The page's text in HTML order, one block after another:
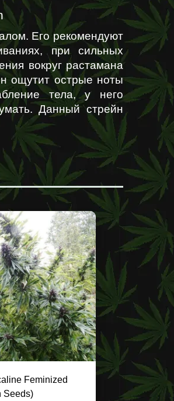
Его рекомендуют
при сильных
вокруг растамана
ощутит острые ноты
тела, у него
Данный стрейн
Feminized
Seeds)